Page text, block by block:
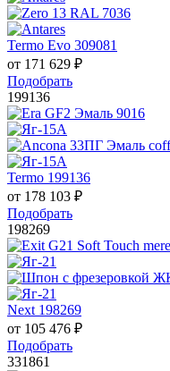
Termo Evo 309081
от 171 629 ₽
Подобрать
199136
Termo 199136
от 178 103 ₽
Подобрать
198269
Next 198269
от 105 476 ₽
Подобрать
331861